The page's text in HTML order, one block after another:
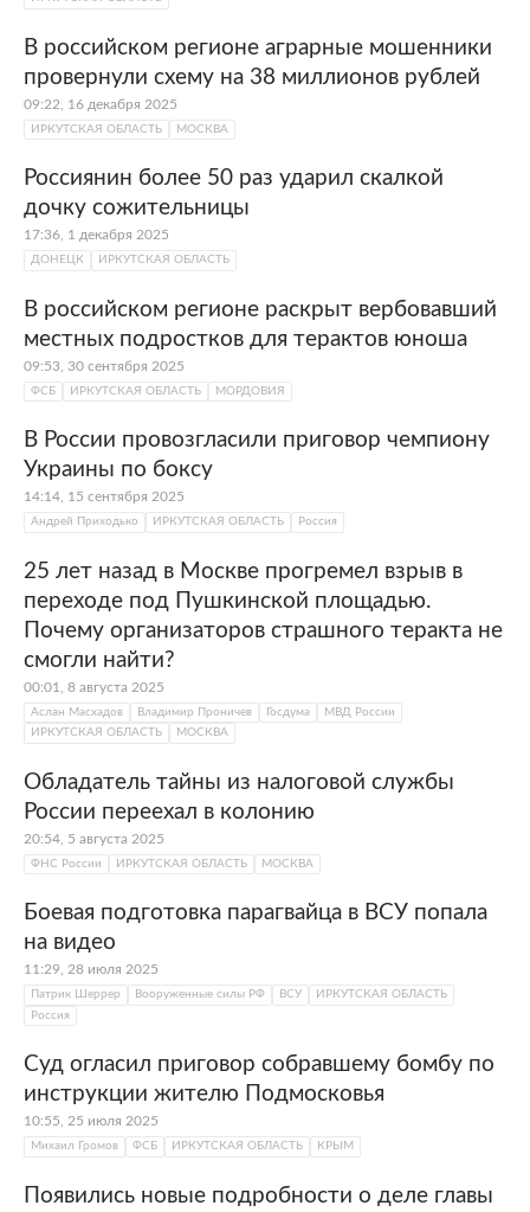
В российском регионе аграрные мошенники
провернули схему на 38 миллионов рублей
09:22, 16 декабря 2025
ИРКУТСКАЯ ОБЛАСТЬ МОСКВА
Россиянин более 50 раз ударил скалкой
дочку сожительницы
17:36, 1 декабря 2025
ДОНЕЦК ИРКУТСКАЯ ОБЛАСТЬ
В российском регионе раскрыт вербовавший
местных подростков для терактов юноша
09:53, 30 сентября 2025
ФСБ ИРКУТСКАЯ ОБЛАСТЬ МОРДОВИЯ
В России провозгласили приговор чемпиону
Украины по боксу
14:14, 15 сентября 2025
Андрей Приходько ИРКУТСКАЯ ОБЛАСТЬ Россия
25 лет назад в Москве прогремел взрыв в
переходе под Пушкинской площадью.
Почему организаторов страшного теракта не
смогли найти?
00:01, 8 августа 2025
Аслан Масхадов Владимир Проничев Госдума
МВД России
ИРКУТСКАЯ ОБЛАСТЬ
МОСКВА
Обладатель тайны из налоговой службы
России переехал в колонию
20:54, 5 августа 2025
ФНС России ИРКУТСКАЯ ОБЛАСТЬ МОСКВА
Боевая подготовка парагвайца в ВСУ попала
на видео
11:29, 28 июля 2025
Патрик Шеррер Вооруженные силы РФ ВСУ
ИРКУТСКАЯ ОБЛАСТЬ
Россия
Суд огласил приговор собравшему бомбу по
инструкции жителю Подмосковья
10:55, 25 июля 2025
Михаил Громов ФСБ ИРКУТСКАЯ ОБЛАСТЬ КРЫМ
Появились новые подробности о деле главы